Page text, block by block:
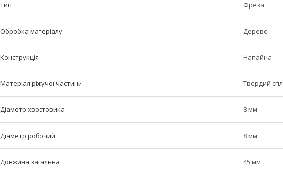
Тип Фреза
Обробка матеріалу Дерево
Конструкція Напайна
Матеріал ріжучої частини Твердий
Діаметр хвостовика 8 мм
Діаметр робочий 8 мм
Довжина загальна 45 мм